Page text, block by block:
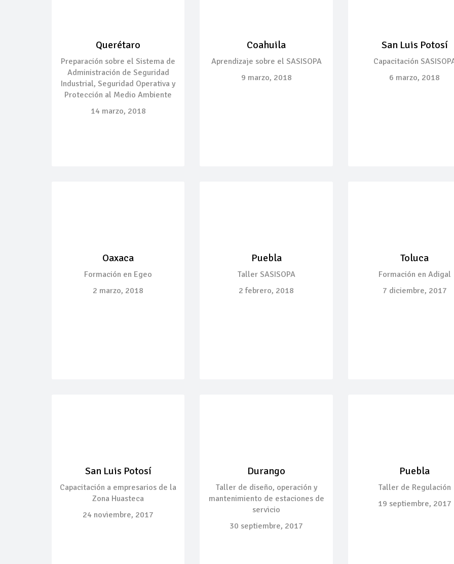
Querétaro
Preparación sobre el Sistema de
Administración de Seguridad
Industrial, Seguridad Operativa y
Protección al Medio Ambiente
14 marzo, 2018
Coahuila
Aprendizaje sobre el SASISOPA
9 marzo, 2018
San Luis Potosí
Capacitación
6 marzo, 2018
Oaxaca
Formación en Egeo
2 marzo, 2018
Puebla
Taller SASISOPA
2 febrero, 2018
Toluca
Formación en Adigal
7 diciembre, 2017
San Luis Potosí
Capacitación a empresarios de la
Zona Huasteca
24 noviembre, 2017
Durango
Taller de diseño, operación y
mantenimiento de estaciones de
servicio
30 septiembre, 2017
Puebla
Taller de Regulación
19 septiembre, 2017